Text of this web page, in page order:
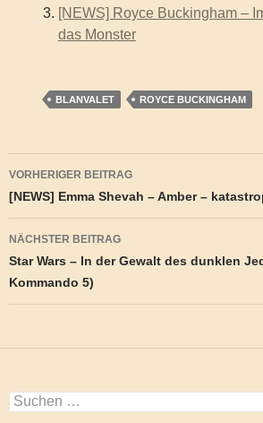
[NEWS] Royce Buckingham –
das Monster
BLANVALET ROYCE BUCKINGHAM
Beitragsnavigation
VORHERIGER BEITRAG
[NEWS] Emma Shevah – Amber –
NÄCHSTER BEITRAG
Star Wars – In der Gewalt des dunklen
Kommando 5)
Suchen
nach: